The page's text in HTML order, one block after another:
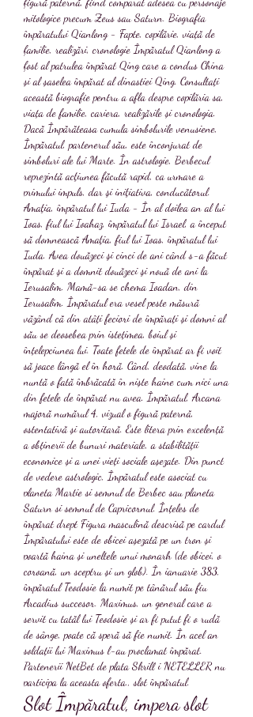
mitologice precum Zeus sau Saturn. Biografia
împăratului Qianlong - Fapte, copilărie, viață de
familie, realizări, cronologie Împăratul Qianlong a
fost al patrulea împărat Qing care a condus China
și al șaselea împărat al dinastiei Qing. Consultați
această biografie pentru a afla despre copilăria sa,
viața de familie, cariera, realizările și cronologia.
Dacă Împărăteasa cumula simbolurile venusiene,
Împăratul, partenerul său, este înconjurat de
simboluri ale lui Marte. În astrologie, Berbecul
reprezintă acţiunea făcută rapid, ca urmare a
primului impuls, dar şi iniţiativa, conducătorul.
Amaţia, împăratul lui Iuda - În al doilea an al lui
Ioas, fiul lui Ioahaz, împăratul lui Israel, a început
să domnească Amaţia, fiul lui Ioas, împăratul lui
Iuda. Avea douăzeci şi cinci de ani când s-a făcut
împărat şi a domnit douăzeci şi nouă de ani la
Ierusalim. Mamă-sa se chema Ioadan, din
Ierusalim. Împăratul era vesel peste măsură
văzând că din atâți feciori de împărați și domni al
său se deosebea prin istețimea, boiul și
înțelepciunea lui. Toate fetele de împărat ar fi voit
să joace lângă el în horă. Când, deodată, vine la
nuntă o fată îmbrăcată în niște haine cum nici una
din fetele de împărat nu avea. Împăratul, Arcana
majoră numărul 4, vizual o figură paternă,
ostentativă și autoritară. Este litera prin excelență
a obținerii de bunuri materiale, a stabilității
economice și a unei vieți sociale așezate. Din punct
de vedere astrologic, Împăratul este asociat cu
planeta Martie si semnul de Berbec sau planeta
Saturn si semnul de Capricornul. Înțeles de
împărat drept Figura masculină descrisă pe cardul
Împăratului este de obicei așezată pe un tron și
poartă haina și uneltele unui monarh (de obicei, o
coroană, un sceptru și un glob). În ianuarie 383,
împăratul Teodosie la numit pe tânărul său fiu
Arcadius succesor. Maximus, un general care a
servit cu tatăl lui Teodosie și ar fi putut fi o rudă
de sânge, poate că speră să fie numit. În acel an
soldații lui Maximus l-au proclamat împărat.
Partenerii NetBet de plata Skrill i NETELLER nu
participa la aceasta oferta., slot împăratul.
Slot Împăratul, impera slot